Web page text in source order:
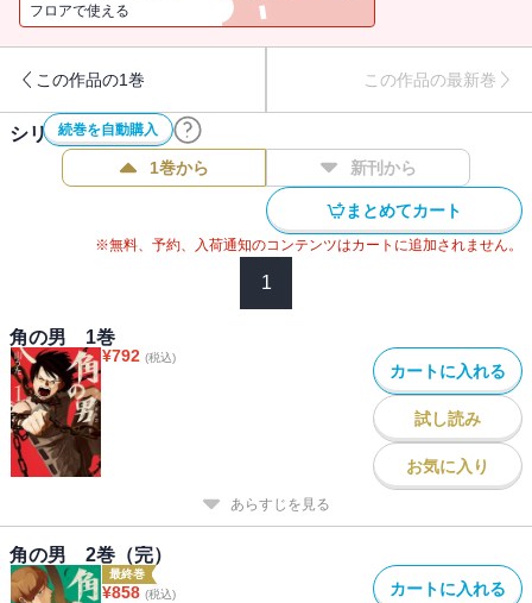
フロアで使える
この作品の1巻 この作品の最新巻
続巻を自動購入
シリーズ作品(2件)
1巻から 新刊から
まとめてカート
※無料、予約、入荷通知のコンテンツはカートに追加されません。
1
角の男 1巻
¥792 (税込)
カートに入れる
試し読み
お気に入り
あらすじを見る
角の男 2巻（完）
最終巻
¥858 (税込) カートに入れる